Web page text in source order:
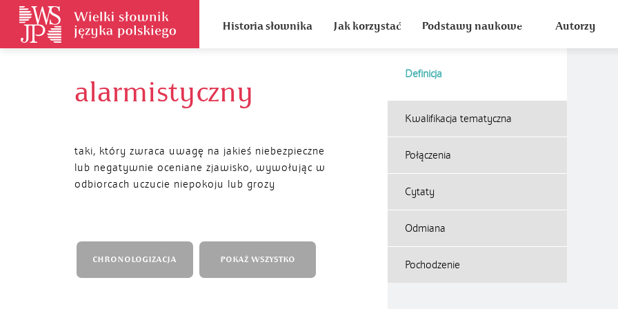
Historia słownika Jak korzystać Podstawy naukowe Autorzy
alarmistyczny
Definicja
taki, który zwraca uwagę na jakieś niebezpieczne
lub negatywnie oceniane zjawisko, wywołując w
odbiorcach uczucie niepokoju lub grozy
Kwalifikacja tematyczna
Połączenia
Cytaty
Odmiana
Pochodzenie
CHRONOLOGIZACJA POKAŻ WSZYSTKO